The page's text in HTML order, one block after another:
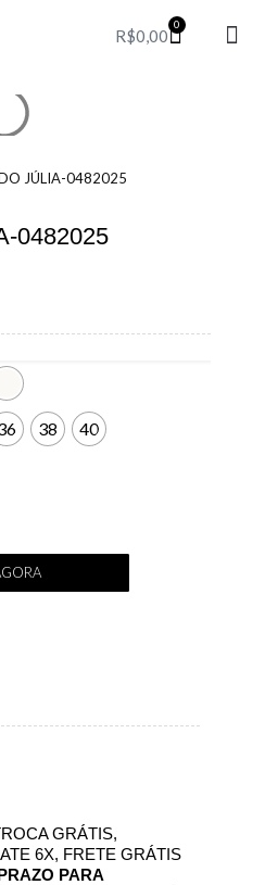
R$0,00
0
JÚLIA-0482025
0482025
38 40
GRÁTIS,
6X, FRETE GRÁTIS
PARA